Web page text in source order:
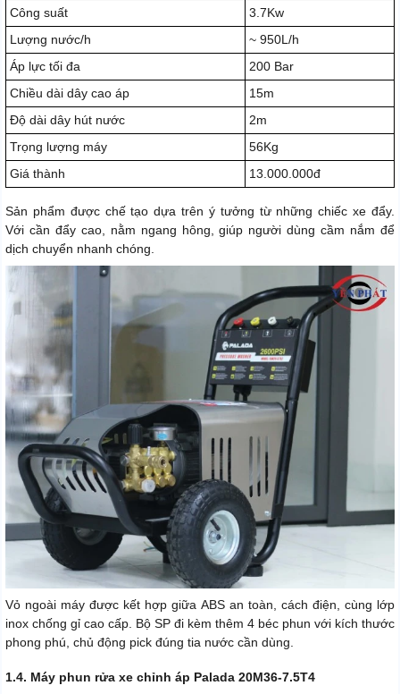
Công suất
3.7Kw
Lượng nước/h
~ 950L/h
Áp lực tối đa
200 Bar
Chiều dài dây cao áp
15m
Độ dài dây hút nước
2m
Trọng lượng máy
56Kg
Giá thành
13.000.000đ
Sản phẩm được chế tạo dựa trên ý tưởng từ những chiếc xe đẩy.
Với cần đẩy cao, nằm ngang hông, giúp người dùng cầm nắm để
dịch chuyển nhanh chóng.
Vỏ ngoài máy được kết hợp giữa ABS an toàn, cách điện, cùng lớp
inox chống gỉ cao cấp. Bộ SP đi kèm thêm 4 béc phun với kích thước
phong phú, chủ động pick đúng tia nước cần dùng.
1.4. Máy phun rửa xe chỉnh áp Palada 20M36-7.5T4